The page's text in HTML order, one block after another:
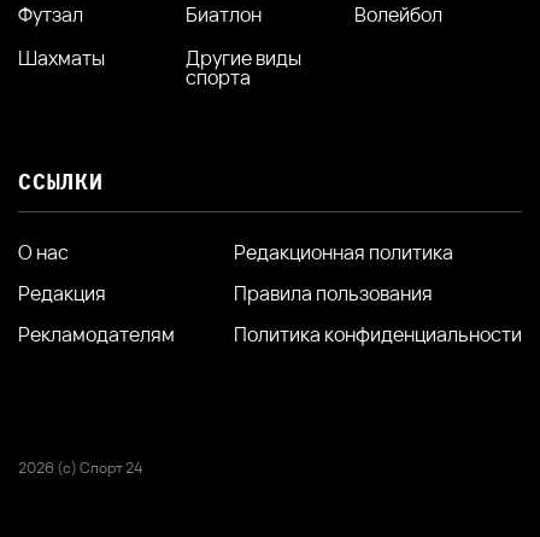
Футзал
Биатлон
Волейбол
Шахматы
Другие виды
спорта
ССЫЛКИ
О нас
Редакция
Рекламодателям
Редакционная политика
Правила пользования
Политика конфиденциальности
2026 (с) Спорт 24